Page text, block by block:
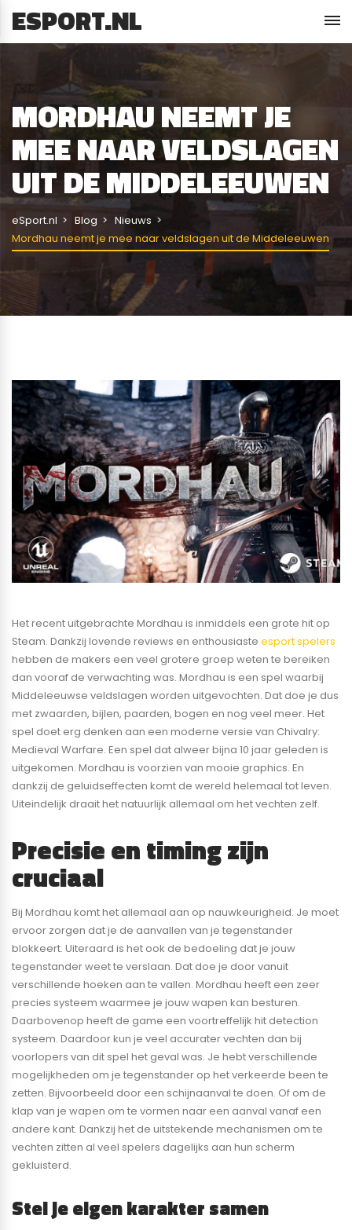
ESPORT.NL
MORDHAU NEEMT JE
MEE NAAR VELDSLAGEN
UIT DE MIDDELEEUWEN
eSport.nl Blog
Nieuws
Mordhau neemt je mee naar veldslagen uit de Middeleeuwen
Het recent uitgebrachte Mordhau is inmiddels een grote hit op
Steam. Dankzij lovende reviews en enthousiaste esport spelers
hebben de makers een veel grotere groep weten te bereiken
dan vooraf de verwachting was. Mordhau is een spel waarbij
Middeleeuwse veldslagen worden uitgevochten. Dat doe je dus
met zwaarden, bijlen, paarden, bogen en nog veel meer. Het
spel doet erg denken aan een moderne versie van Chivalry:
Medieval Warfare. Een spel dat alweer bijna 10 jaar geleden is
uitgekomen. Mordhau is voorzien van mooie graphics. En
dankzij de geluidseffecten komt de wereld helemaal tot leven.
Uiteindelijk draait het natuurlijk allemaal om het vechten zelf.
Precisie en timing zijn
cruciaal
Bij Mordhau komt het allemaal aan op nauwkeurigheid. Je moet
ervoor zorgen dat je de aanvallen van je tegenstander
blokkeert. Uiteraard is het ook de bedoeling dat je jouw
tegenstander weet te verslaan. Dat doe je door vanuit
verschillende hoeken aan te vallen. Mordhau heeft een zeer
precies systeem waarmee je jouw wapen kan besturen.
Daarbovenop heeft de game een voortreffelijk hit detection
systeem. Daardoor kun je veel accurater vechten dan bij
voorlopers van dit spel het geval was. Je hebt verschillende
mogelijkheden om je tegenstander op het verkeerde been te
zetten. Bijvoorbeeld door een schijnaanval te doen. Of om de
klap van je wapen om te vormen naar een aanval vanaf een
andere kant. Dankzij het de uitstekende mechanismen om te
vechten zitten al veel spelers dagelijks aan hun scherm
gekluisterd.
Stel je eigen karakter samen